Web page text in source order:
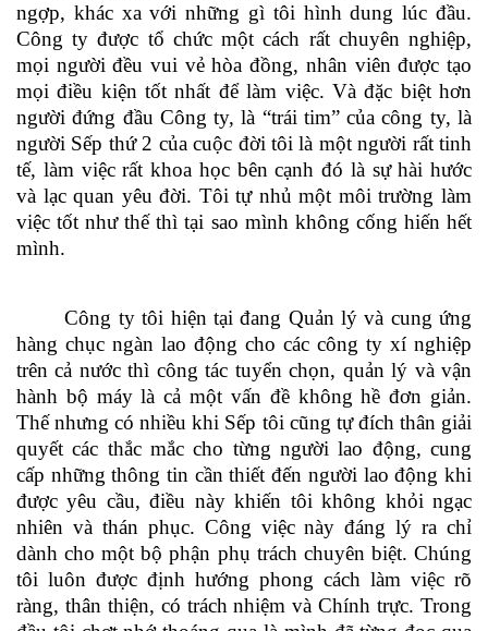
ngợp, khác xa với những gì tôi hình dung lúc đầu.
Công ty được tổ chức một cách rất chuyên nghiệp,
mọi người đều vui vẻ hòa đồng, nhân viên được tạo
mọi điều kiện tốt nhất để làm việc. Và đặc biệt hơn
người đứng đầu Công ty, là “trái tim” của công ty, là
người Sếp thứ 2 của cuộc đời tôi là một người rất tinh
tế, làm việc rất khoa học bên cạnh đó là sự hài hước
và lạc quan yêu đời. Tôi tự nhủ một môi trường làm
việc tốt như thế thì tại sao mình không cống hiến hết
mình.
Công ty tôi hiện tại đang Quản lý và cung ứng
hàng chục ngàn lao động cho các công ty xí nghiệp
trên cả nước thì công tác tuyển chọn, quản lý và vận
hành bộ máy là cả một vấn đề không hề đơn giản.
Thế nhưng có nhiều khi Sếp tôi cũng tự đích thân giải
quyết các thắc mắc cho từng người lao động, cung
cấp những thông tin cần thiết đến người lao động khi
được yêu cầu, điều này khiến tôi không khỏi ngạc
nhiên và thán phục. Công việc này đáng lý ra chỉ
dành cho một bộ phận phụ trách chuyên biệt. Chúng
tôi luôn được định hướng phong cách làm việc rõ
ràng, thân thiện, có trách nhiệm và Chính trực. Trong